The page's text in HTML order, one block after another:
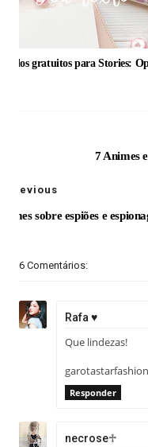
gratuitos para Stories:
7 Animes
Previous
sobre espiões e
6 Comentários:
Rafa ♥
Que lindezas!
Responder
necrose♱